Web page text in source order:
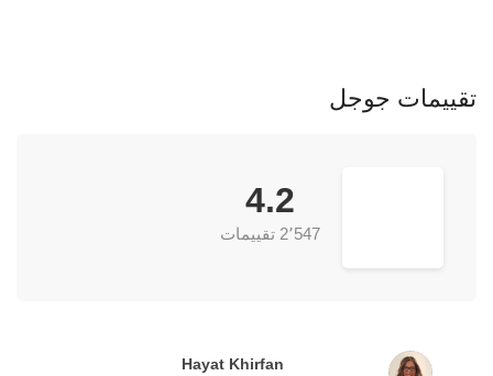
تقييمات جوجل
4.2
2٬547 تقييمات
Hayat Khirfan